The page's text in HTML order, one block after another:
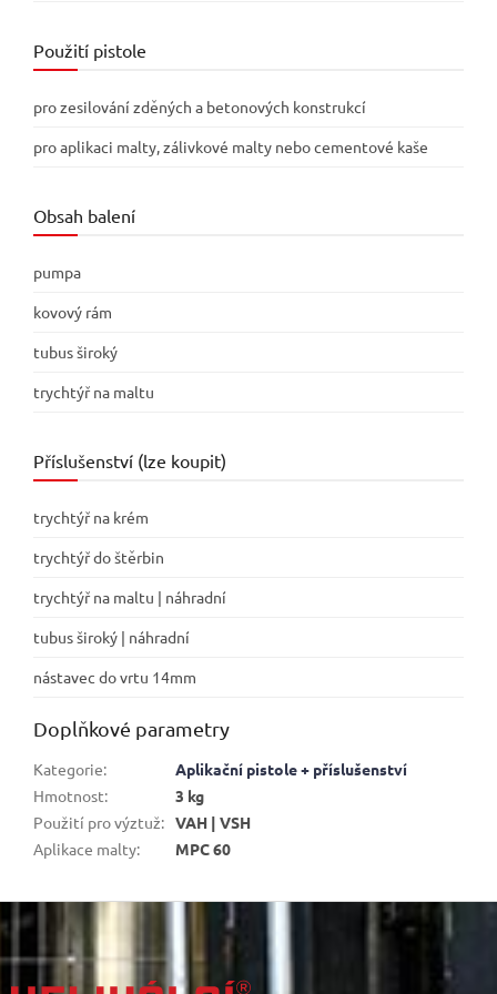
Použití pistole
pro zesilování zděných a betonových konstrukcí
pro aplikaci malty, zálivkové malty nebo cementové kaše
Obsah balení
pumpa
kovový rám
tubus široký
trychtýř na maltu
Příslušenství (lze koupit)
trychtýř na krém
trychtýř do štěrbin
trychtýř na maltu | náhradní
tubus široký | náhradní
nástavec do vrtu 14mm
Doplňkové parametry
Kategorie:
Aplikační pistole + příslušenství
Hmotnost:
3 kg
Použití pro výztuž: VAH | VSH
Aplikace malty: MPC 60
á
p